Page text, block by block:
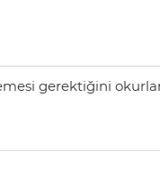
gerektiğini